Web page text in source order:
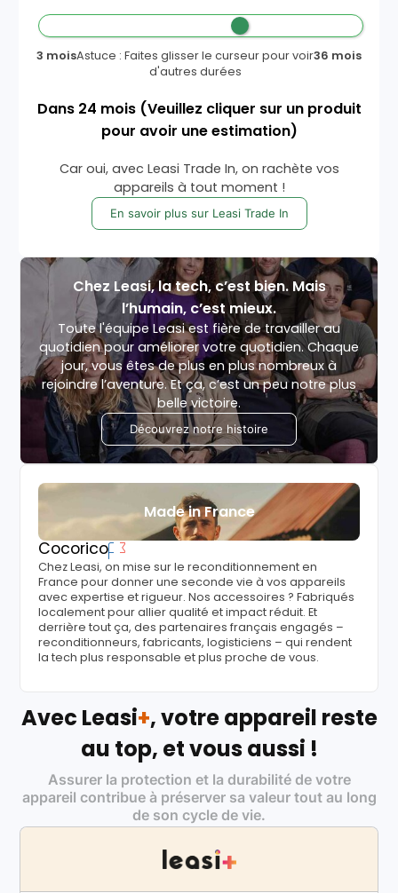
3 moisAstuce : Faites glisser le curseur pour voir
d'autres durées
36 mois
Dans 24 mois (Veuillez cliquer sur un produit
pour avoir une estimation)
Car oui, avec Leasi Trade In, on rachète vos
appareils à tout moment !
En savoir plus sur Leasi Trade In
Chez Leasi, la tech, c’est bien. Mais
l’humain, c’est mieux.
Toute l'équipe Leasi est fière de travailler au
quotidien pour améliorer votre quotidien. Chaque
jour, vous êtes de plus en plus nombreux à
rejoindre l’aventure. Et ça, c’est un peu notre plus
belle victoire.
Découvrez notre histoire
Made in France
Cocorico
Chez Leasi, on mise sur le reconditionnement en
France pour donner une seconde vie à vos appareils
avec expertise et rigueur. Nos accessoires ? Fabriqués
localement pour allier qualité et impact réduit. Et
derrière tout ça, des partenaires français engagés –
reconditionneurs, fabricants, logisticiens – qui rendent
la tech plus responsable et plus proche de vous.
Avec Leasi+, votre appareil reste
au top, et vous aussi !
Assurer la protection et la durabilité de votre
appareil contribue à préserver sa valeur tout au long
de son cycle de vie.